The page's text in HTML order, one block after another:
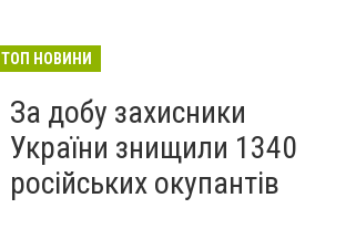
ТОП НОВИНИ
За добу захисники
України знищили 1340
російських окупантів